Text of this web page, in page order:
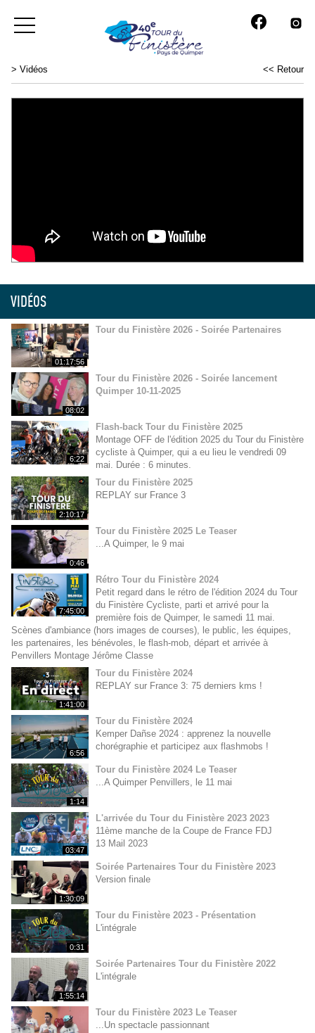
> Vidéos << Retour
VIDÉOS
01:17:56
Tour du Finistère 2026 - Soirée Partenaires
08:02
Tour du Finistère 2026 - Soirée lancement
Quimper 10-11-2025
6:22
Flash-back Tour du Finistère 2025
Montage OFF de l'édition 2025 du Tour du Finistère
cycliste à Quimper, qui a eu lieu le vendredi 09
mai. Durée : 6 minutes.
2:10:17
Tour du Finistère 2025
REPLAY sur France 3
0:46
Tour du Finistère 2025 Le Teaser
...A Quimper, le 9 mai
7:45:00
Rétro Tour du Finistère 2024
Petit regard dans le rétro de l'édition 2024 du Tour
du Finistère Cycliste, parti et arrivé pour la
première fois de Quimper, le samedi 11 mai.
Scènes d'ambiance (hors images de courses), le public, les équipes,
les partenaires, les bénévoles, le flash-mob, départ et arrivée à
Penvillers Montage Jérôme Classe
1:41:00
Tour du Finistère 2024
REPLAY sur France 3: 75 derniers kms !
6:56
Tour du Finistère 2024
Kemper Dañse 2024 : apprenez la nouvelle
chorégraphie et participez aux flashmobs !
1:14
Tour du Finistère 2024 Le Teaser
...A Quimper Penvillers, le 11 mai
03:47
L'arrivée du Tour du Finistère 2023 2023
11ème manche de la Coupe de France FDJ
13 Mail 2023
1:30:09
Soirée Partenaires Tour du Finistère 2023
Version finale
0:31
Tour du Finistère 2023 - Présentation
L'intégrale
1:55:14
Soirée Partenaires Tour du Finistère 2022
L'intégrale
Tour du Finistère 2023 Le Teaser
...Un spectacle passionnant